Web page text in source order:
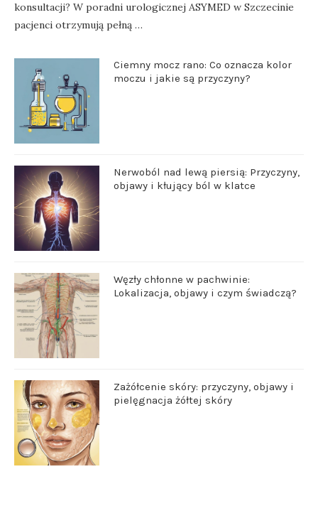
konsultacji? W poradni urologicznej ASYMED w Szczecinie
pacjenci otrzymują pełną …
Ciemny mocz rano: Co oznacza kolor
moczu i jakie są przyczyny?
Nerwoból nad lewą piersią: Przyczyny,
objawy i kłujący ból w klatce
Węzły chłonne w pachwinie:
Lokalizacja, objawy i czym świadczą?
Zażółcenie skóry: przyczyny, objawy i
pielęgnacja żółtej skóry